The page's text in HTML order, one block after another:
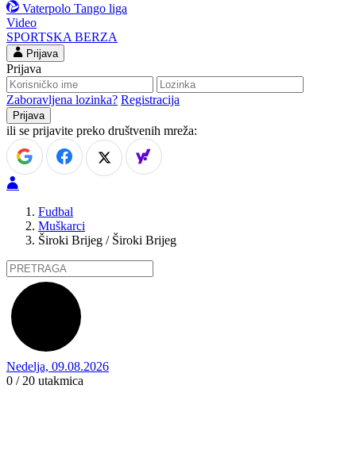
Vaterpolo Tango liga
Video
SPORTSKA BERZA
Prijava
Prijava
Zaboravljena lozinka? Registracija
ili se prijavite preko društvenih mreža:
Fudbal
Muškarci
Široki Brijeg / Široki Brijeg
Nedelja, 09.08.2026
0 / 20 utakmica